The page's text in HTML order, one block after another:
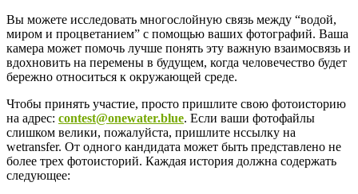
Вы можете исследовать многослойную связь между “водой,
миром и процветанием” с помощью ваших фотографий. Ваша
камера может помочь лучше понять эту важную взаимосвязь и
вдохновить на перемены в будущем, когда человечество будет
бережно относиться к окружающей среде.
Чтобы принять участие, просто пришлите свою фотоисторию
на адрес: contest@onewater.blue. Если ваши фотофайлы
слишком велики, пожалуйста, пришлите нссылку на
wetransfer. От одного кандидата может быть представлено не
более трех фотоисторий. Каждая история должна содержать
следующее: